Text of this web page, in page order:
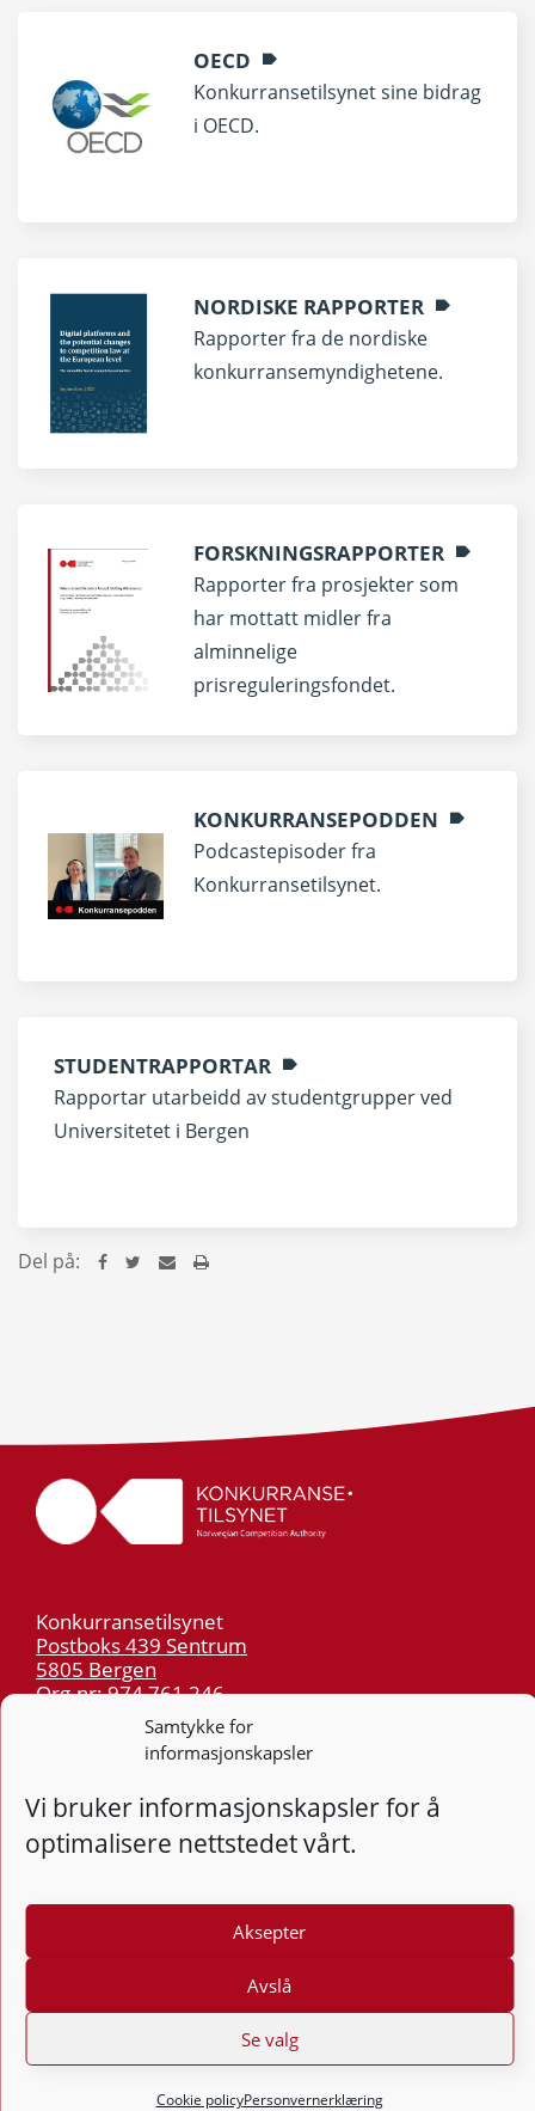
Samtykke for
informasjonskapsler
Vi bruker informasjonskapsler for å
optimalisere nettstedet vårt.
Aksepter
Avslå
Se valg
Cookie policyPersonvernerklæring
OECD
Konkurransetilsynet sine bidrag
i OECD.
NORDISKE RAPPORTER
Rapporter fra de nordiske
konkurransemyndighetene.
FORSKNINGSRAPPORTER
Rapporter fra prosjekter som
har mottatt midler fra
alminnelige
prisreguleringsfondet.
KONKURRANSEPODDEN
Podcastepisoder fra
Konkurransetilsynet.
STUDENTRAPPORTAR
Rapportar utarbeidd av studentgrupper ved
Universitetet i Bergen
Del på:
Konkurransetilsynet
Postboks 439 Sentrum
5805 Bergen
Org.nr: 974 761 246
55 59 75 00
Nyhetsvarsel >>
Tilgjengelighetserklæring